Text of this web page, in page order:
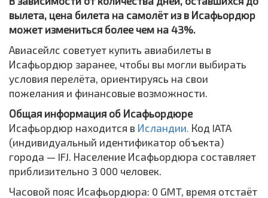
вылета, цена билета на самолёт из в Исафьордюр
может измениться более чем на 43%.
Авиасейлс советует купить авиабилеты в
Исафьордюр заранее, чтобы вы могли выбирать
условия перелёта, ориентируясь на свои
пожелания и финансовые возможности.
Общая информация об Исафьордюре
Исафьордюр находится в Исландии. Код IATA
(индивидуальный идентификатор объекта)
города — IFJ. Население Исафьордюра составляет
приблизительно 3 000 человек.
Часовой пояс Исафьордюра: 0 GMT, время отстаёт